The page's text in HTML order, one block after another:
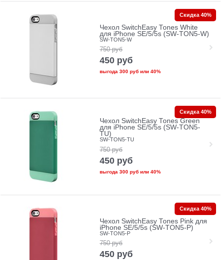
Чехол SwitchEasy Tones White
для iPhone SE/5/5s (SW-TON5-W)
SW-TON5-W
750 руб
450 руб
выгода 300 рубили 40%
Скидка 40%
Чехол SwitchEasy Tones Green
для iPhone SE/5/5s (SW-TON5-
TU)
SW-TON5-TU
750 руб
450 руб
выгода 300 рубили 40%
Скидка 40%
Чехол SwitchEasy Tones Pink для
iPhone SE/5/5s (SW-TON5-P)
SW-TON5-P
750 руб
450 руб
Скидка 40%